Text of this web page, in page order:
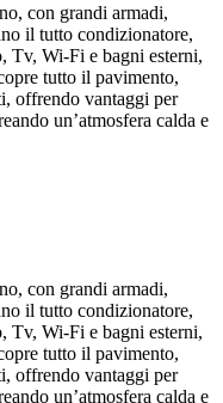
con grandi armadi,
il tutto condizionatore,
Tv, Wi-Fi e bagni esterni,
tutto il pavimento,
offrendo vantaggi per
un’atmosfera calda e
con grandi armadi,
il tutto condizionatore,
Tv, Wi-Fi e bagni esterni,
tutto il pavimento,
offrendo vantaggi per
un’atmosfera calda e